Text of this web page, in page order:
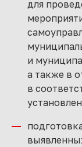
для
и
а также в
в